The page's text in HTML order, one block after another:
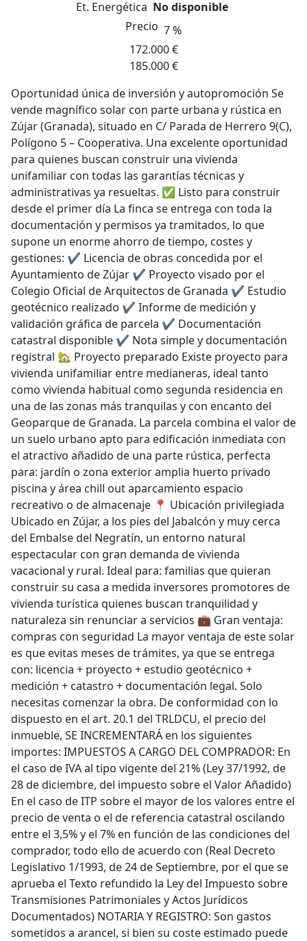
Et. Energética No disponible
Precio 7 %
172.000 €
185.000 €
Oportunidad única de inversión y autopromoción Se
vende magnífico solar con parte urbana y rústica en
Zújar (Granada), situado en C/ Parada de Herrero 9(C),
Polígono 5 – Cooperativa. Una excelente oportunidad
para quienes buscan construir una vivienda
unifamiliar con todas las garantías técnicas y
administrativas ya resueltas. ✅ Listo para construir
desde el primer día La finca se entrega con toda la
documentación y permisos ya tramitados, lo que
supone un enorme ahorro de tiempo, costes y
gestiones: ✔️ Licencia de obras concedida por el
Ayuntamiento de Zújar ✔️ Proyecto visado por el
Colegio Oficial de Arquitectos de Granada ✔️ Estudio
geotécnico realizado ✔️ Informe de medición y
validación gráfica de parcela ✔️ Documentación
catastral disponible ✔️ Nota simple y documentación
registral 🏡 Proyecto preparado Existe proyecto para
vivienda unifamiliar entre medianeras, ideal tanto
como vivienda habitual como segunda residencia en
una de las zonas más tranquilas y con encanto del
Geoparque de Granada. La parcela combina el valor de
un suelo urbano apto para edificación inmediata con
el atractivo añadido de una parte rústica, perfecta
para: jardín o zona exterior amplia huerto privado
piscina y área chill out aparcamiento espacio
recreativo o de almacenaje 📍 Ubicación privilegiada
Ubicado en Zújar, a los pies del Jabalcón y muy cerca
del Embalse del Negratín, un entorno natural
espectacular con gran demanda de vivienda
vacacional y rural. Ideal para: familias que quieran
construir su casa a medida inversores promotores de
vivienda turística quienes buscan tranquilidad y
naturaleza sin renunciar a servicios 💼 Gran ventaja:
compras con seguridad La mayor ventaja de este solar
es que evitas meses de trámites, ya que se entrega
con: licencia + proyecto + estudio geotécnico +
medición + catastro + documentación legal. Solo
necesitas comenzar la obra. De conformidad con lo
dispuesto en el art. 20.1 del TRLDCU, el precio del
inmueble, SE INCREMENTARÁ en los siguientes
importes: IMPUESTOS A CARGO DEL COMPRADOR: En
el caso de IVA al tipo vigente del 21% (Ley 37/1992, de
28 de diciembre, del impuesto sobre el Valor Añadido)
En el caso de ITP sobre el mayor de los valores entre el
precio de venta o el de referencia catastral oscilando
entre el 3,5% y el 7% en función de las condiciones del
comprador, todo ello de acuerdo con (Real Decreto
Legislativo 1/1993, de 24 de Septiembre, por el que se
aprueba el Texto refundido la Ley del Impuesto sobre
Transmisiones Patrimoniales y Actos Jurídicos
Documentados) NOTARIA Y REGISTRO: Son gastos
sometidos a arancel, si bien su coste estimado puede